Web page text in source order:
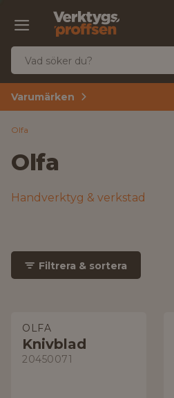
Varumärken
Olfa
Olfa
Handverktyg & verkstad
Filtrera & sortera
OLFA
Knivblad
20450071